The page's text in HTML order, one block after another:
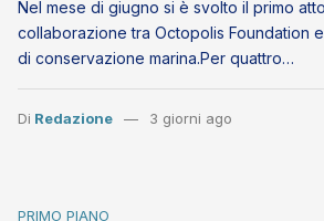
Nel mese di giugno si è svolto il primo
collaborazione tra Octopolis Foundation
di conservazione marina.Per quattro…
Di Redazione 3 giorni ago
PRIMO PIANO